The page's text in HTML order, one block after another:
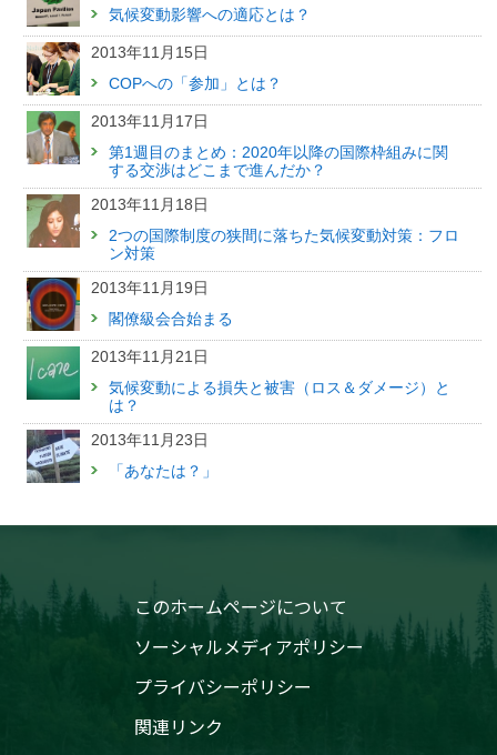
気候変動影響への適応とは？
2013年11月15日
COPへの「参加」とは？
2013年11月17日
第1週目のまとめ：2020年以降の国際枠組みに関
する交渉はどこまで進んだか？
2013年11月18日
2つの国際制度の狭間に落ちた気候変動対策：フロ
ン対策
2013年11月19日
閣僚級会合始まる
2013年11月21日
気候変動による損失と被害（ロス＆ダメージ）と
は？
2013年11月23日
「あなたは？」
このホームページについて
ソーシャルメディアポリシー
プライバシーポリシー
関連リンク